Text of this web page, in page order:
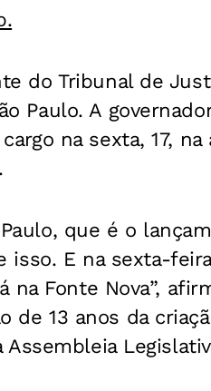
do Tribunal de
Paulo. A
na sexta, 17,
que é o
isso. E na sexta-
na Fonte Nova”,
de 13 anos da